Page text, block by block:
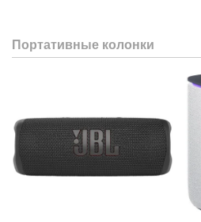
Портативные колонки